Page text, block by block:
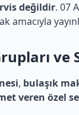
değildir. 07
amacıyla
ve
, bulaşık
veren özel